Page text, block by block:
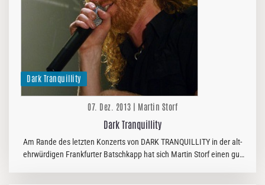
Dark Tranquillity
07. Dez. 2013 | Martin Storf
Dark Tranquillity
Am Rande des letzten Konzerts von DARK TRANQUILLITY in der alt-
ehrwürdigen Frankfurter Batschkapp hat sich Martin Storf einen gut